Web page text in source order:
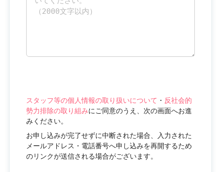
スタッフ等の個人情報の取り扱いについて ・ 反社会的
勢力排除の取り組みにご同意のうえ、次の画面へお進
みください。
お申し込みが完了せずに中断された場合、入力された
メールアドレス・電話番号へ申し込みを再開するため
のリンクが送信される場合がございます。